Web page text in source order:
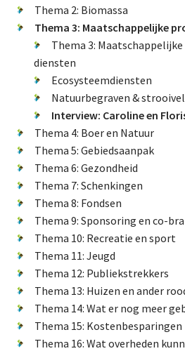
Thema 2: Biomassa
Thema 3: Maatschappelijke
Thema 3:
diensten
Ecosysteemdiensten
Natuurbegraven &
Interview: Caroline en
Thema 4: Boer en Natuur
Thema 5: Gebiedsaanpak
Thema 6: Gezondheid
Thema 7: Schenkingen
Thema 8: Fondsen
Thema 9: Sponsoring en co-
Thema 10: Recreatie en sport
Thema 11: Jeugd
Thema 12: Publiekstrekkers
Thema 13: Huizen en ander
Thema 14: Wat er nog meer
Thema 15: Kostenbesparingen
Thema 16: Wat overheden